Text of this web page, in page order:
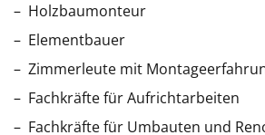
Holzbaumonteur
Elementbauer
Zimmerleute mit
Fachkräfte für Aufrichtarbeiten
Fachkräfte für Umbauten und